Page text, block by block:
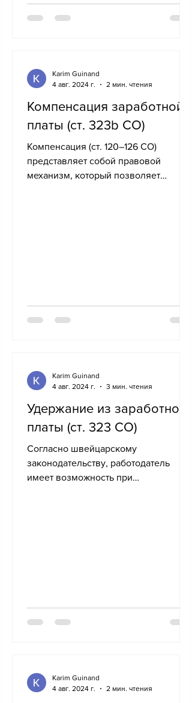
Компенсация заработной
платы (ст. 323b СО)
Компенсация (ст. 120–126 СО)
представляет собой правовой
механизм, который позволяет
Karim Guinand
4 авг. 2024 г.
2 мин. чтения
Удержание из заработной
платы (ст. 323 СО)
Согласно швейцарскому
законодательству, работодатель
имеет возможность при
Karim Guinand
4 авг. 2024 г.
3 мин. чтения
Karim Guinand
4 авг. 2024 г.
2 мин. чтения